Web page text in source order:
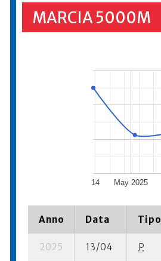
MARCIA 5000M
May 2025
14
Anno Data Tipo
2025 13/04 P